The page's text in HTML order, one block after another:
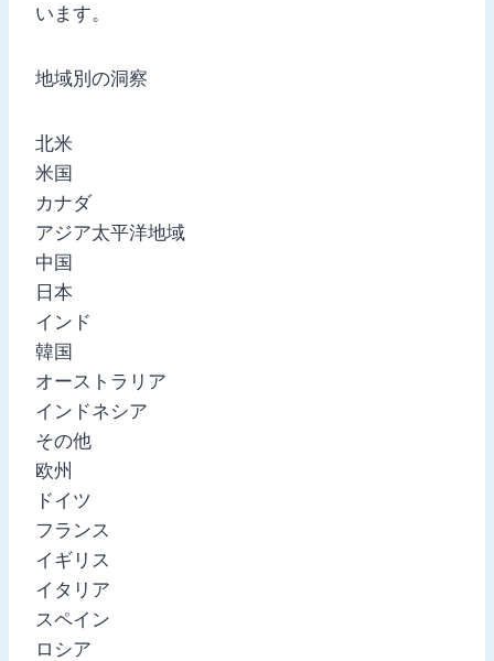
います。
地域別の洞察
北米
米国
カナダ
アジア太平洋地域
中国
日本
インド
韓国
オーストラリア
インドネシア
その他
欧州
ドイツ
フランス
イギリス
イタリア
スペイン
ロシア